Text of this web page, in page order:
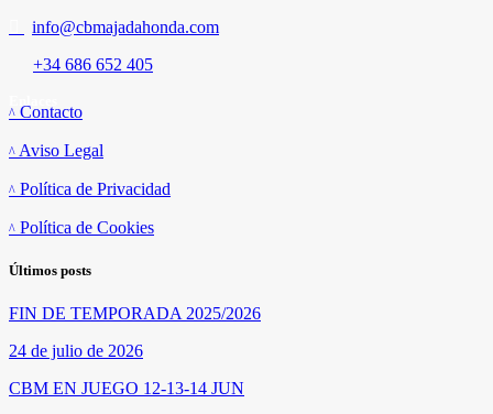
info@cbmajadahonda.com
+34 686 652 405
Contacto
Aviso Legal
Política de Privacidad
Política de Cookies
Últimos posts
FIN DE TEMPORADA 2025/2026
24 de julio de 2026
CBM EN JUEGO 12-13-14 JUN